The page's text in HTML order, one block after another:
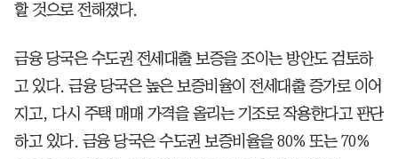
할 것으로 전해졌다.
금융 당국은 수도권 전세대출 보증을 조이는 방안도 검토하
고 있다. 금융 당국은 높은 보증비율이 전세대출 증가로 이어
지고, 다시 주택 매매 가격을 올리는 기조로 작용한다고 판단
하고 있다. 금융 당국은 수도권 보증비율을 80% 또는 70%